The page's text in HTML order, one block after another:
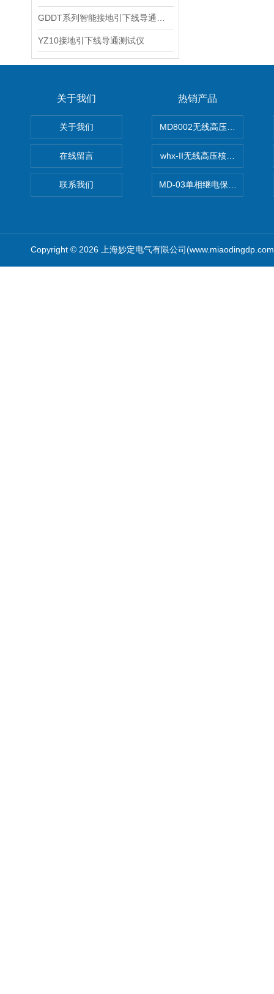
YZ10接地引下线导通测试仪
关于我们
关于我们
在线留言
联系我们
热销产品
MD8002无线高压核相仪
whx-II无线高压核相仪
MD-03单相继电保护测试仪价
Copyright © 2026 上海妙定电气有限公司